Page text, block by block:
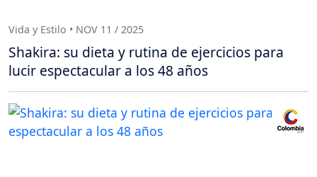
Vida y Estilo • NOV 11 / 2025
Shakira: su dieta y rutina de ejercicios para
lucir espectacular a los 48 años